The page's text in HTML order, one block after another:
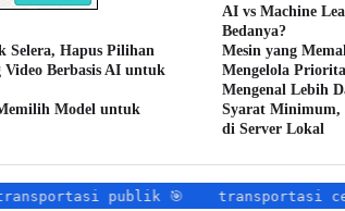
Hapus Pilihan
Berbasis AI untuk
Model untuk
AI vs Machine
Bedanya?
Mesin yang
Mengelola
Mengenal Lebih
Syarat Minimum,
di Server Lokal
publik 🎯 transportasi cerdas 📰